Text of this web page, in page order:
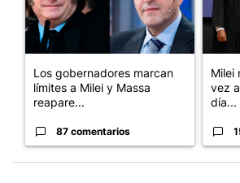
Los gobernadores marcan
límites a Milei y Massa
reapare...
87 comentarios
Milei
vez
día...